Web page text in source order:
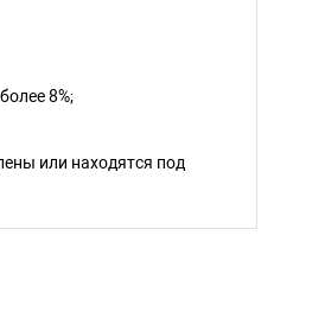
8%;
или находятся под